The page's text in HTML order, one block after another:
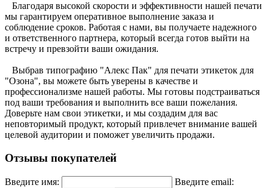
Благодаря высокой скорости и эффективности нашей печати
мы гарантируем оперативное выполнение заказа и
соблюдение сроков. Работая с нами, вы получаете надежного
и ответственного партнера, который всегда готов выйти на
встречу и превзойти ваши ожидания.
Выбрав типографию "Алекс Пак" для печати этикеток для
"Озона", вы можете быть уверены в качестве и
профессионализме нашей работы. Мы готовы подстраиваться
под ваши требования и выполнить все ваши пожелания.
Доверьте нам свои этикетки, и мы создадим для вас
неповторимый продукт, который привлечет внимание вашей
целевой аудитории и поможет увеличить продажи.
Отзывы покупателей
Введите имя:
Введите email: